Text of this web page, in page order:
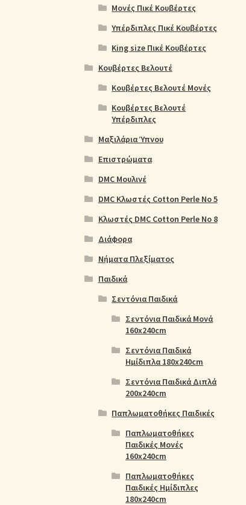
Μονές Πικέ Κουβέρτες
Υπέρδιπλες Πικέ Κουβέρτες
King size Πικέ Κουβέρτες
Κουβέρτες Βελουτέ
Κουβέρτες Βελουτέ Μονές
Κουβέρτες Βελουτέ
Υπέρδιπλες
Μαξιλάρια Ύπνου
Επιστρώματα
DMC Μουλινέ
DMC Κλωστές Cotton Perle No 5
Κλωστές DMC Cotton Perle No 8
Διάφορα
Νήματα Πλεξίματος
Παιδικά
Σεντόνια Παιδικά
Σεντόνια Παιδικά Μονά
160x240cm
Σεντόνια Παιδικά
Ημίδιπλα 180x240cm
Σεντόνια Παιδικά Διπλά
200x240cm
Παπλωματοθήκες Παιδικές
Παπλωματοθήκες
Παιδικές Μονές
160x240cm
Παπλωματοθήκες
Παιδικές Ημίδιπλες
180x240cm